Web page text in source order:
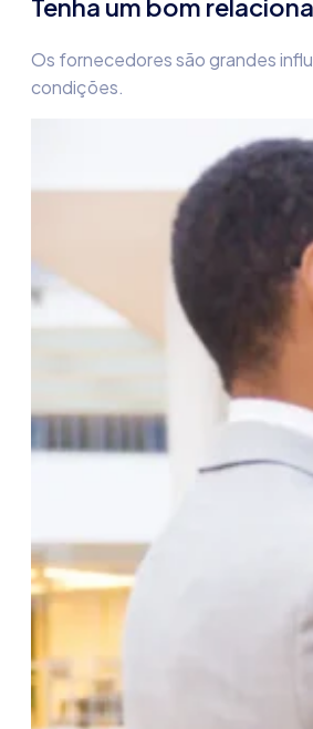
Tenha um bom
Os fornecedores são grandes
condições.